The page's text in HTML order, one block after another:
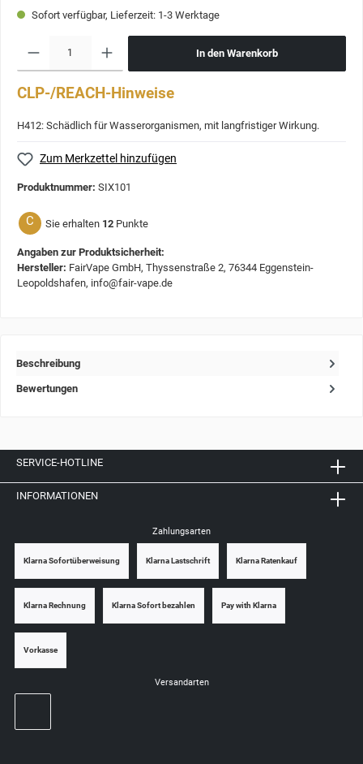
Sofort verfügbar, Lieferzeit: 1-3 Werktage
In den Warenkorb
CLP-/REACH-Hinweise
H412: Schädlich für Wasserorganismen, mit langfristiger Wirkung.
Zum Merkzettel hinzufügen
Produktnummer: SIX101
C Sie erhalten 12 Punkte
Angaben zur Produktsicherheit:
Hersteller: FairVape GmbH, Thyssenstraße 2, 76344 Eggenstein-
Leopoldshafen, info@fair-vape.de
Beschreibung
Bewertungen
SERVICE-HOTLINE
INFORMATIONEN
Zahlungsarten
Klarna Sofortüberweisung Klarna Lastschrift Klarna Ratenkauf
Klarna Rechnung Klarna Sofort bezahlen Pay with Klarna
Vorkasse
Versandarten